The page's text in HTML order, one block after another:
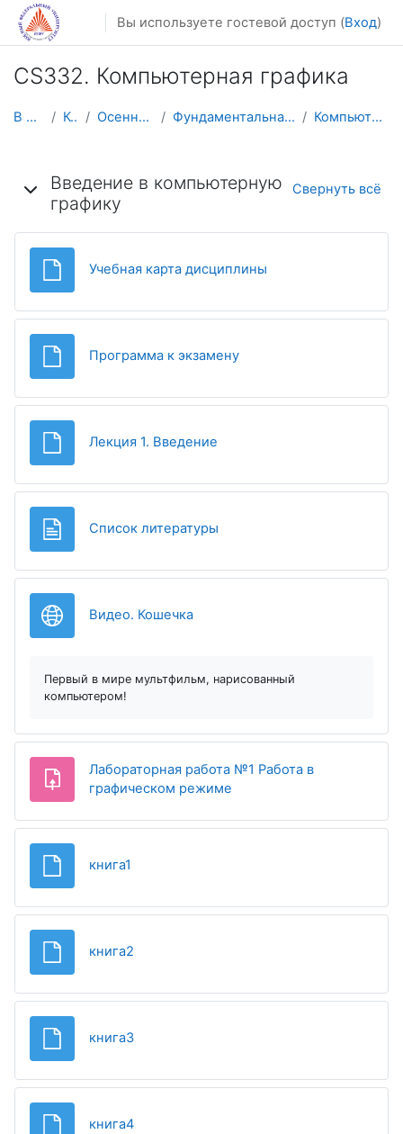
Перейти к основному содержанию
Вы используете гостевой доступ (Вход)
CS332. Компьютерная графика
В начало Курсы Осенний семестр Фундаментальная информатика и ИТ Компьютерная графика
Введение в компьютерную
графику
Свернуть всё
Учебная карта дисциплины
Программа к экзаменуФайл
Лекция 1. Введение
Список литературы
Видео. КошечкаГиперссылка
Первый в мире мультфильм, нарисованный
компьютером!
Лабораторная работа №1 Работа в
графическом режиме
книга1
книга2
книга3Файл
книга4Файл